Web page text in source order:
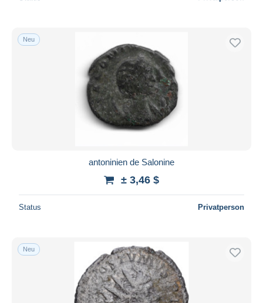
Neu
antoninien de Salonine
± 3,46 $
Status Privatperson
Neu